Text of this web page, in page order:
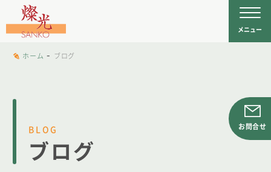
文字工房燦光 メニュー
お問合せ
ホーム - ブログ
BLOG
ブログ